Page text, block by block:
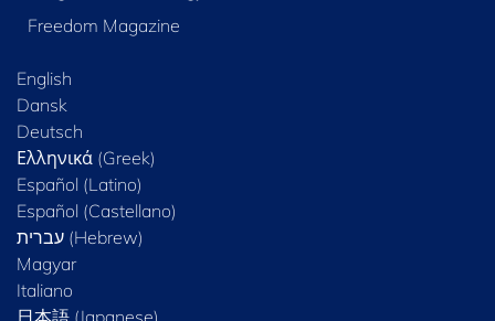
Freedom Magazine
English
Dansk
Deutsch
Ελληνικά (Greek)
Español (Latino)
Español (Castellano)
Magyar
Italiano